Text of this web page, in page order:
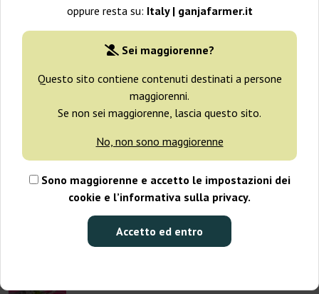
oppure resta su: Italy | ganjafarmer.it
Sei maggiorenne?
Questo sito contiene contenuti destinati a persone
maggiorenni.
Se non sei maggiorenne, lascia questo sito.
No, non sono maggiorenne
Sono maggiorenne e accetto le impostazioni dei
cookie e l’informativa sulla privacy.
Accetto ed entro